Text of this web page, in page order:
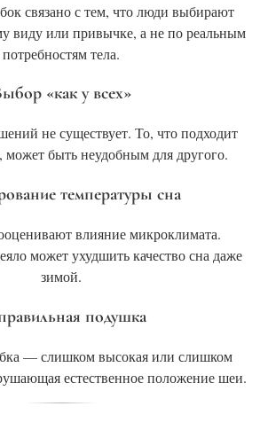
связано с тем, что люди выбирают
виду или привычке, а не по реальным
потребностям тела.
«как у всех»
не существует. То, что подходит
может быть неудобным для другого.
температуры сна
влияние микроклимата.
может ухудшить качество сна даже
зимой.
подушка
— слишком высокая или слишком
естественное положение шеи.